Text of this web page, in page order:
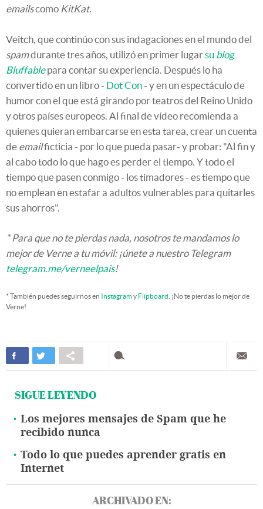
emailscomo KitKat.
Veitch, que continúo con sus indagaciones en el mundo del
spamdurante tres años, utilizó en primer lugarsu blog
Bluffablepara contar su experiencia. Después lo ha
convertido en un libro - Dot Con- y en un espectáculo de
humor con el que está girando por teatros del Reino Unido
y otros países europeos. Al final de vídeo recomienda a
quienes quieran embarcarse en esta tarea, crear un cuenta
de emailficticia - por lo que pueda pasar- y probar: "Al fin y
al cabo todo lo que hago es perder el tiempo. Y todo el
tiempo que pasen conmigo - los timadores - es tiempo que
no emplean en estafar a adultos vulnerables para quitarles
sus ahorros".
* Para que no te pierdas nada, nosotros te mandamos lo
mejor de Verne a tu móvil: ¡únete a nuestro Telegram
telegram.me/verneelpais!
* También puedes seguirnos en Instagramy Flipboard . ¡No te pierdas lo mejor de
Verne!
SIGUE LEYENDO
Los mejores mensajes de Spam que he
recibido nunca
Todo lo que puedes aprender gratis en
Internet
ARCHIVADO EN: